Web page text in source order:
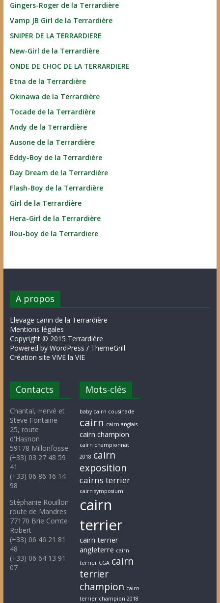
Gingers-Roger de la Terrardière
Vamp JB Girl de la Terrardière
SNIPER DE LA TERRARDIERE
New-Girl de la Terrardière
ONDE DE CHOC DE LA TERRARDIERE
Etna de la Terrardière
Okinawa de la Terrardière
Tocade de la Terrardière
Andy de la Terrardière
Ausone de la Terrardière
Eddy-Boy de la Terrardière
Day Dream de la Terrardière
Flash-Boy de la Terrardière
Girl de la Terrardière
Hera-Girl de la Terrardière
Ilou-boy de la Terrardiere
A propos
Elevage canin de la Terrardière
Mentions légales
Copyright © 2015 Terrardière
Powered by WordPress / ThemeGrill
Création site VIVE la VIE
Contacts
Chantal, Hervé et
Steve Fontaine
25, route
d'Hasnon
59178 Millonfosse
(+33) 03 27 48 59
41
(+33) 06 86 16 14
98
Stéphanie Rouillon
route de Mandres
77170 Brie Comte
Robert
(+33) 06 46 21 81
48
(+33) 06 64 13 91
07
Mots-clés
baby cairn cousinade
cairn cairn anglais
cairn champion
cairn championnat
2018 cairn
exposition
cairns terrier
cairn symposium
cairn
terrier
cairn terrier
angleterre cairn
terrier CGA cairn
terrier
champion cairn
terrier champion 2018